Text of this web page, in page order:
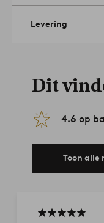
Levering
Dit
4.6 op
Toon alle